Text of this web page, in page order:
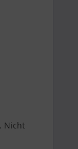
Nicht